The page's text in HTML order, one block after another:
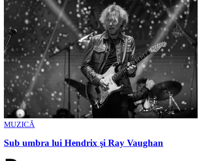
MUZICĂ
Sub umbra lui Hendrix şi Ray Vaughan